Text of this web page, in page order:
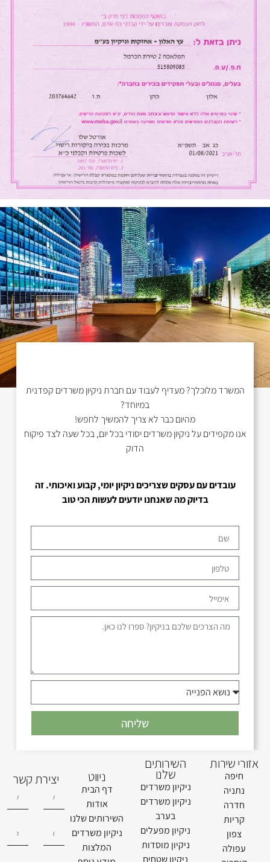
המשרד מלוכלך? מעדיף לעבוד עם חברת ניקיון משרדים קפדנית
במיוחד?
מהיום כבר לא צריך להמשיך לחפש!
אנו מקפידים על ניקיון משרדים יסודי בכל יום, בכל שעה לצד פיקוח
הדוק
עובדים עם עסקים שצריכים ניקיון יומי, קבוע ואיכותי. זה
בדיוק מה שאנחנו יודעים לעשות הכי טוב
שליחה
אזורי שירות
חיפה
נתניה
חדרה
קריות
צפון
עפולה
השירותים
שלנו
ניקיון משרדים
ניקיון משרדים
בערב
ניקיון מפעלים
ניקיון מוסדות
ניקיון שטחים
ניווט
דף הבית
אודות
השירותים שלנו
ניקיון משרדים
המלצות
יצירת קשר